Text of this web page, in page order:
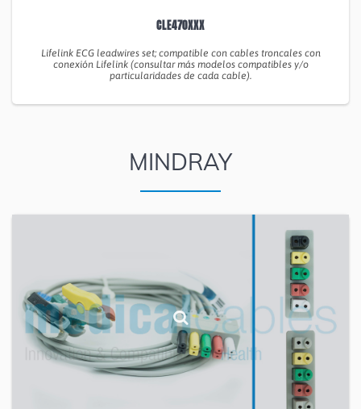
CLE470XXX
Lifelink ECG leadwires set; compatible con cables troncales con
conexión Lifelink (consultar más modelos compatibles y/o
particularidades de cada cable).
MINDRAY